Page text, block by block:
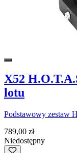
X52
lotu
Podstawowy zestaw
789,00 zł
Niedostępny